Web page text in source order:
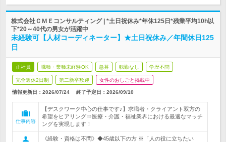
株式会社ＣＭＥコンサルティング | *土日祝休み*年休125日*残業平均10h以
下*20～40代の男女が活躍中
未経験可【人材コーディネーター】★土日祝休み／年間休日125
日
正社員 職種・業種未経験OK 急募 転勤なし 学歴不問
完全週休2日制 第二新卒歓迎 女性のおしごと掲載中
情報更新日：2026/07/24 終了予定日： 2026/09/10
仕事内容
【デスクワーク中心の仕事です♪】求職者・クライアント双方の
希望をヒアリング⇒医療・介護・福祉業界における最適なマッチ
ングを実現します！
《経験・資格は不問》◆45歳以下の方 ※「人の役に立ちたい